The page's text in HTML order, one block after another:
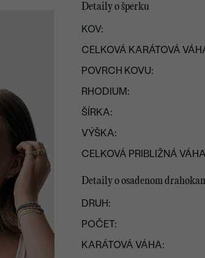
Detaily o šperku
KOV:
CELKOVÁ KARÁTOVÁ
POVRCH KOVU:
RHODIUM:
ŠÍRKA:
VÝŠKA:
CELKOVÁ PRIBLIŽNÁ
Detaily o osadenom
DRUH:
POČET:
KARÁTOVÁ VÁHA: